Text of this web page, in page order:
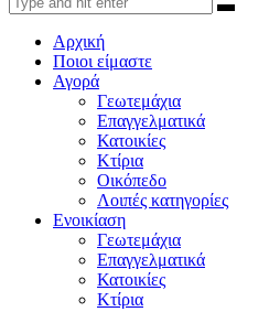
Αρχική
Ποιοι είμαστε
Αγορά
Γεωτεμάχια
Επαγγελματικά
Κατοικίες
Κτίρια
Οικόπεδο
Λοιπές κατηγορίες
Ενοικίαση
Γεωτεμάχια
Επαγγελματικά
Κατοικίες
Κτίρια